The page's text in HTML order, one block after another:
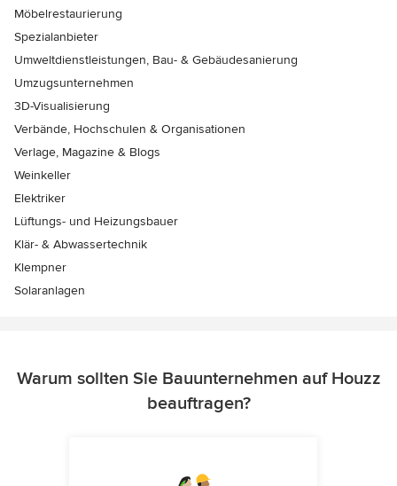
Möbelrestaurierung
Spezialanbieter
Umweltdienstleistungen, Bau- & Gebäudesanierung
Umzugsunternehmen
3D-Visualisierung
Verbände, Hochschulen & Organisationen
Verlage, Magazine & Blogs
Weinkeller
Elektriker
Lüftungs- und Heizungsbauer
Klär- & Abwassertechnik
Klempner
Solaranlagen
Warum sollten Sie Bauunternehmen auf Houzz
beauftragen?